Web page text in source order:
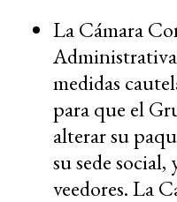
La Cámara
medidas
para que el
alterar su
su sede
veedores. La